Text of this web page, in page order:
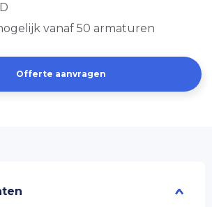
vanaf 50 armaturen
Offerte aanvragen